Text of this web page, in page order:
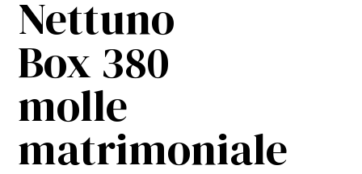
Nettuno
Box 380
molle
matrimoniale